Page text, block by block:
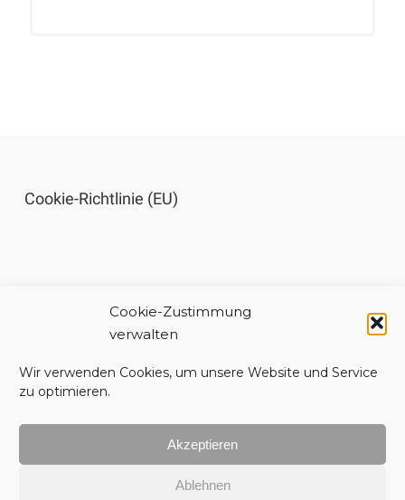
Cookie-Zustimmung
verwalten
Wir verwenden Cookies, um unsere Website und Service
zu optimieren.
Akzeptieren
Ablehnen
Cookie-Richtlinie (EU)
Datenschutzerklärung